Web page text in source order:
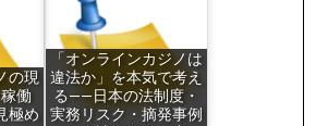
の現
働
極め
「オンラインカジノは
違法か」を本気で考え
る——日本の法制度・
実務リスク・摘発事例